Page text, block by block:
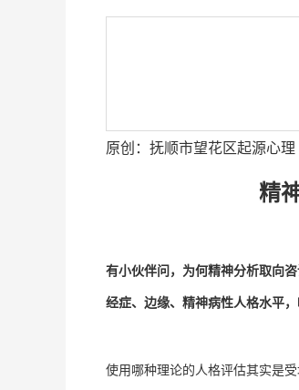
原创：抚顺市望花区起源心理
精
有小伙伴问，为何精神分析取向
经症、边缘、精神病性人格水平，
使用哪种理论的人格评估其实是